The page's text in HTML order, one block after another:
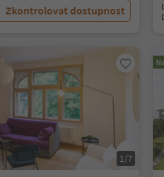
Zkontrolovat dostupnost
1/7